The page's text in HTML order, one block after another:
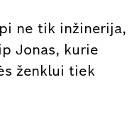
ne tik inžinerija,
Jonas, kurie
ženklui tiek